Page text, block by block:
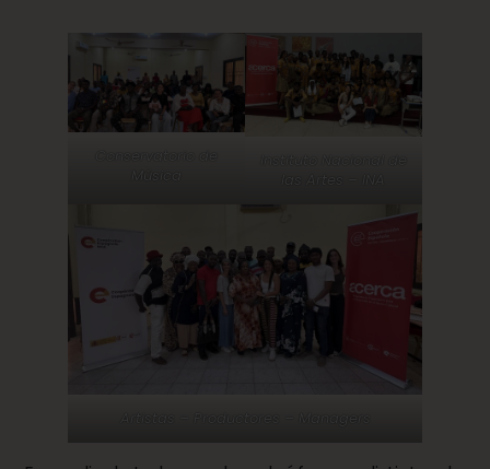
Instituto Nacional de
las Artes – INA
Artistas – Productores – Managers